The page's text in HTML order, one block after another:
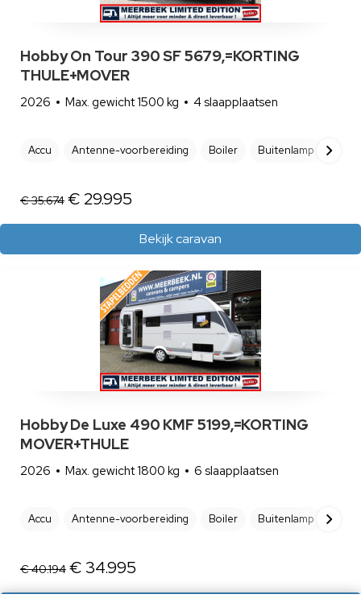
Hobby On Tour 390 SF 5679,=KORTING
THULE+MOVER
2026 Max. gewicht 1500 kg 4 slaapplaatsen
Accu Antenne-voorbereiding Boiler Buitenlamp
€ 35.674 € 29.995
Bekijk caravan
Hobby De Luxe 490 KMF 5199,=KORTING
MOVER+THULE
2026 Max. gewicht 1800 kg 6 slaapplaatsen
Accu Antenne-voorbereiding Boiler Buitenlamp
€ 40.194 € 34.995